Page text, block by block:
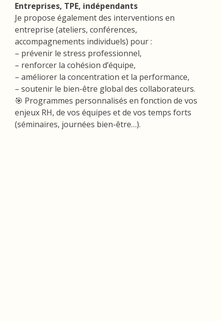
Entreprises, TPE, indépendants
Je propose également des interventions en
entreprise (ateliers, conférences,
accompagnements individuels) pour :
– prévenir le stress professionnel,
– renforcer la cohésion d’équipe,
– améliorer la concentration et la performance,
– soutenir le bien-être global des collaborateurs.
🎯 Programmes personnalisés en fonction de vos
enjeux RH, de vos équipes et de vos temps forts
(séminaires, journées bien-être…).